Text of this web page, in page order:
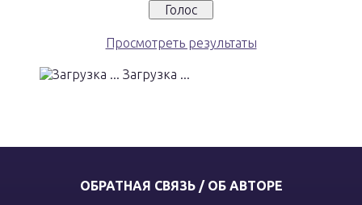
Просмотреть результаты
Загрузка ...
ОБРАТНАЯ СВЯЗЬ / ОБ АВТОРЕ